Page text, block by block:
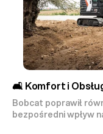
🛋️ Komfort i
Bobcat poprawił
bezpośredni wpływ